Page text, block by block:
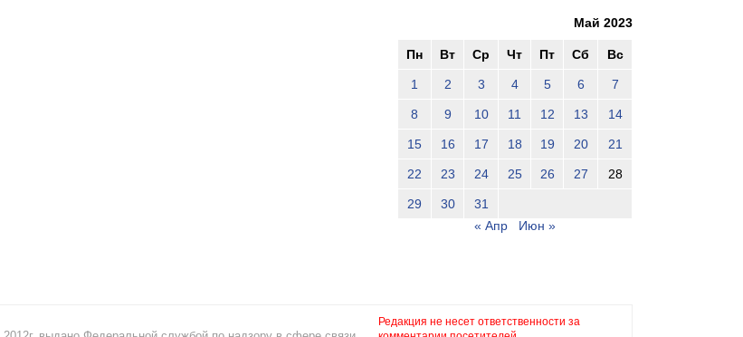
Май 2023
Пн Вт Ср Чт Пт Сб Вс
1 2 3 4 5 6 7
8 9 10 11 12 13 14
15 16 17 18 19 20 21
22 23 24 25 26 27 28
29 30
31
« Апр
Июн »
Редакция не несет ответственности за